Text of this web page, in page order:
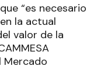
“es necesario
la actual
valor de la
Mercado